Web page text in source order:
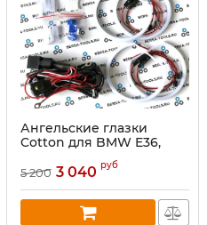
Ангельские глазки
Cotton для BMW E36,
E38, E39, E46 (Белый)
5 200 3 040 руб